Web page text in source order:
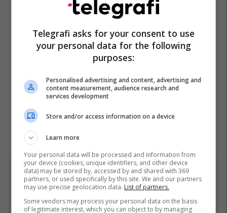
Top 5
Ftohet nga prokuroria e
Kosovës për krime lufte,
Telegrafi asks for your consent to use
your personal data for the following
purposes:
Personalised advertising and content, advertising and
content measurement, audience research and
services development
Store and/or access information on a device
Learn more
Your personal data will be processed and information from
your device (cookies, unique identifiers, and other device
data) may be stored by, accessed by and shared with 369
partners, or used specifically by this site. We and our partners
may use precise geolocation data. List of partners.
Some vendors may process your personal data on the basis
of legitimate interest, which you can object to by managing